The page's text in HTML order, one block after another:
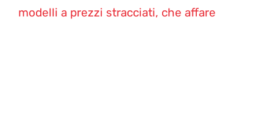
modelli a prezzi stracciati, che affare